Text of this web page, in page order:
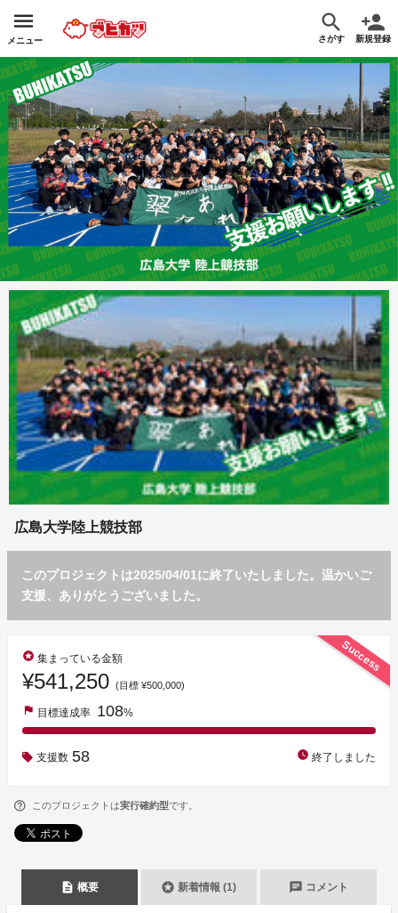
メニュー さがす 新規登録
広島大学陸上競技部
このプロジェクトは2025/04/01に終了いたしました。温かいご
支援、ありがとうございました。
Success
stars 集まっている金額
¥541,250 (目標 ¥500,000)
flag 目標達成率 108%
支援数 58 watch_later 終了しました
このプロジェクトは実行確約型です。
description 概要 stars 新着情報 (1) chat コメント